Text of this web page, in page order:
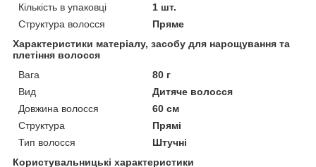
Кількість в упаковці
1 шт.
Структура волосся
Пряме
Характеристики матеріалу, засобу для нарощування та
плетіння волосся
Вага
80 г
Вид
Дитяче волосся
Довжина волосся
60 см
Структура
Прямі
Тип волосся
Штучні
Користувальницькі характеристики